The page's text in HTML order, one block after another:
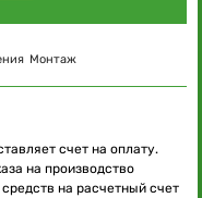
Монтаж
счет на оплату.
на производство
на расчетный счет